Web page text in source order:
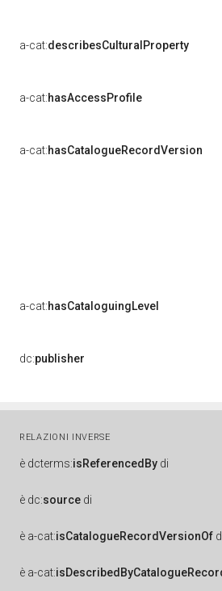
a-cat:describesCulturalProperty
a-cat:hasAccessProfile
a-cat:hasCatalogueRecordVersion
a-cat:hasCataloguingLevel
dc:publisher
RELAZIONI INVERSE
è dcterms:isReferencedBy di
è dc:source di
è a-cat:isCatalogueRecordVersionOf
è a-cat: